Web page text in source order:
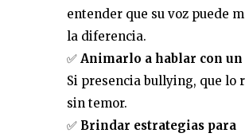
entender que su voz puede
la diferencia.
✅ Animarlo a hablar con
Si presencia bullying, que lo
sin temor.
✅ Brindar estrategias para